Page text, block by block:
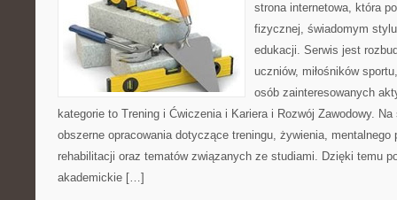
strona internetowa, która
fizycznej, świadomym
edukacji. Serwis jest
uczniów, miłośników
osób zainteresowanych
kategorie to Trening i Ćwiczenia i Kariera i Rozwój Zawodowy.
obszerne opracowania dotyczące treningu, żywienia, mentalnego
rehabilitacji oraz tematów związanych ze studiami. Dzięki temu
akademickie […]